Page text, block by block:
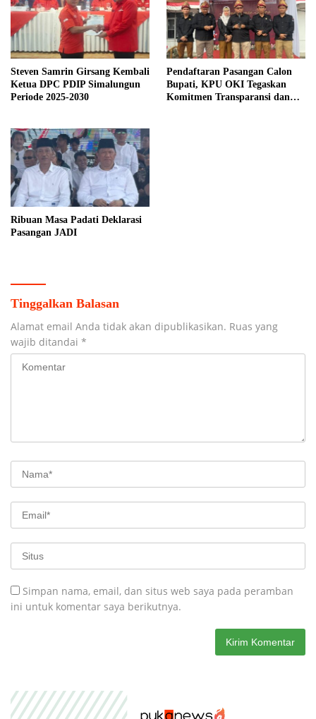
Steven Samrin Girsang Kembali
Ketua DPC PDIP Simalungun
Periode 2025-2030
Pendaftaran Pasangan Calon
Bupati, KPU OKI Tegaskan
Komitmen Transparansi dan
Ribuan Masa Padati Deklarasi
Pasangan JADI
Tinggalkan Balasan
Alamat email Anda tidak akan dipublikasikan. Ruas yang
wajib ditandai *
Simpan nama, email, dan situs web saya pada peramban
ini untuk komentar saya berikutnya.